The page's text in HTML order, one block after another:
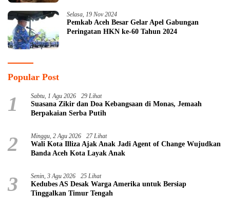
Selasa, 19 Nov 2024
Pemkab Aceh Besar Gelar Apel Gabungan
Peringatan HKN ke-60 Tahun 2024
Popular Post
1 Sabtu, 1 Agu 2026 29 Lihat
Suasana Zikir dan Doa Kebangsaan di Monas, Jemaah
Berpakaian Serba Putih
2 Minggu, 2 Agu 2026 27 Lihat
Wali Kota Illiza Ajak Anak Jadi Agent of Change Wujudkan
Banda Aceh Kota Layak Anak
3 Senin, 3 Agu 2026 25 Lihat
Kedubes AS Desak Warga Amerika untuk Bersiap
Tinggalkan Timur Tengah